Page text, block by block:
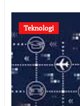
Teknologi